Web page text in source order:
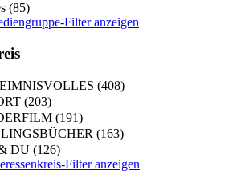
(85)
Filter anzeigen
(408)
(203)
(191)
(163)
DU (126)
Filter anzeigen